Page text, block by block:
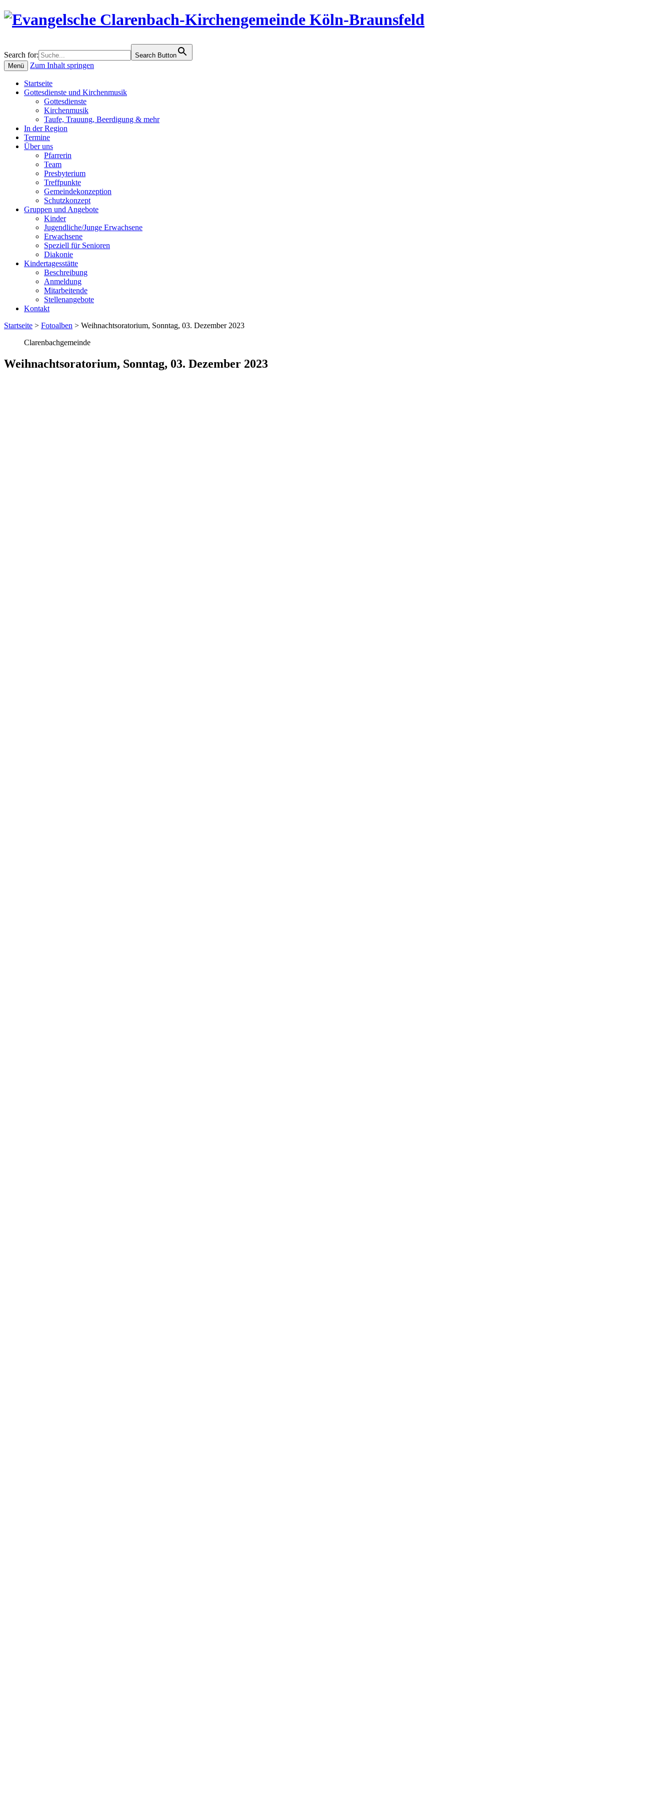
Search for:
Search Button
Menü
Zum Inhalt springen
Startseite
Gottesdienste und Kirchenmusik
Gottesdienste
Kirchenmusik
Taufe, Trauung, Beerdigung & mehr
In der Region
Termine
Über uns
Pfarrerin
Team
Presbyterium
Treffpunkte
Gemeindekonzeption
Schutzkonzept
Gruppen und Angebote
Kinder
Jugendliche/Junge Erwachsene
Erwachsene
Speziell für Senioren
Diakonie
Kindertagesstätte
Beschreibung
Anmeldung
Mitarbeitende
Stellenangebote
Kontakt
Startseite > Fotoalben > Weihnachtsoratorium, Sonntag, 03. Dezember 2023
Clarenbachgemeinde
Weihnachtsoratorium, Sonntag, 03. Dezember 2023